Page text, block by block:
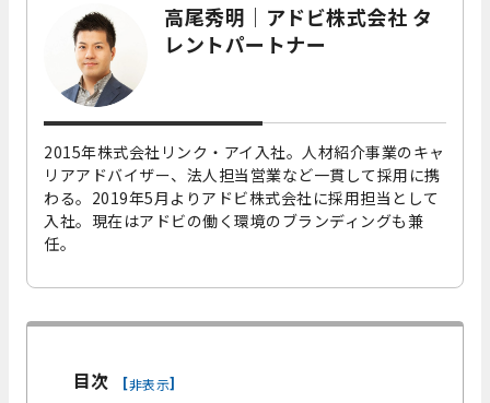
高尾秀明｜アドビ株式会社 タ
レントパートナー
2015年株式会社リンク・アイ入社。人材紹介事業のキャ
リアアドバイザー、法人担当営業など一貫して採用に携
わる。2019年5月よりアドビ株式会社に採用担当として
入社。現在はアドビの働く環境のブランディングも兼
任。
目次 [非表示]